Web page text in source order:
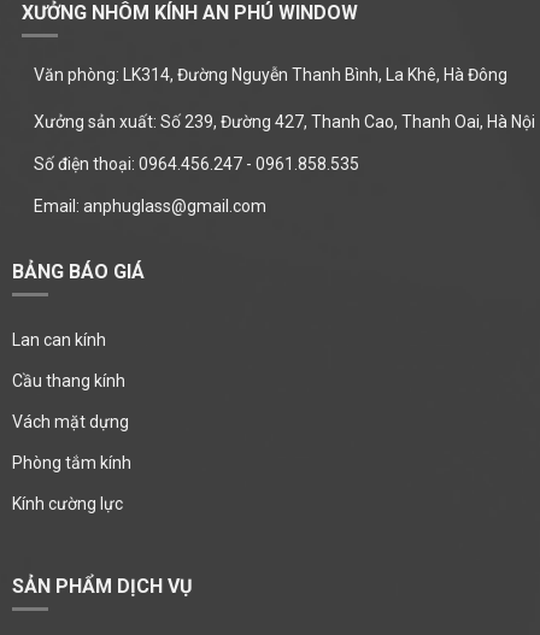
XƯỞNG NHÔM KÍNH AN PHÚ WINDOW
Văn phòng: LK314, Đường Nguyễn Thanh Bình, La Khê, Hà Đông
Xưởng sản xuất: Số 239, Đường 427, Thanh Cao, Thanh Oai, Hà Nội
Số điện thoại: 0964.456.247 - 0961.858.535
Email: anphuglass@gmail.com
BẢNG BÁO GIÁ
Lan can kính
Cầu thang kính
Vách mặt dựng
Phòng tắm kính
Kính cường lực
SẢN PHẨM DỊCH VỤ